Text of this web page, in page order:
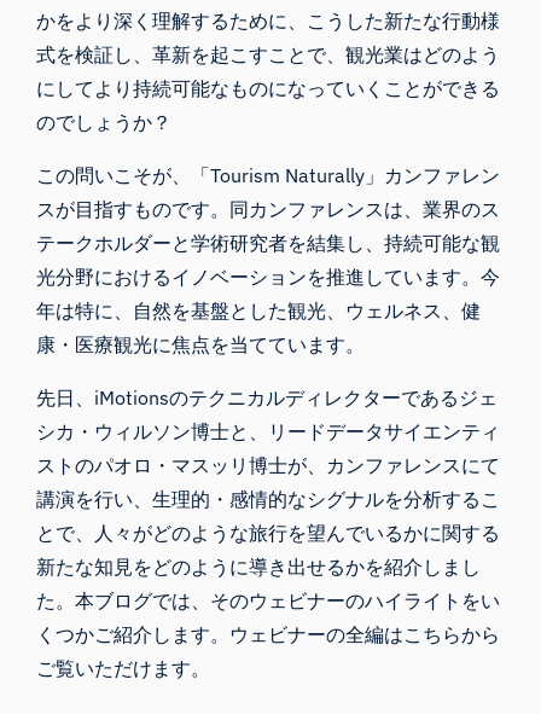
かをより深く理解するために、こうした新たな行動様
式を検証し、革新を起こすことで、観光業はどのよう
にしてより持続可能なものになっていくことができる
のでしょうか？
この問いこそが、「Tourism Naturally」カンファレン
スが目指すものです。同カンファレンスは、業界のス
テークホルダーと学術研究者を結集し、持続可能な観
光分野におけるイノベーションを推進しています。今
年は特に、自然を基盤とした観光、ウェルネス、健
康・医療観光に焦点を当てています。
先日、iMotionsのテクニカルディレクターであるジェ
シカ・ウィルソン博士と、リードデータサイエンティ
ストのパオロ・マスッリ博士が、カンファレンスにて
講演を行い、生理的・感情的なシグナルを分析するこ
とで、人々がどのような旅行を望んでいるかに関する
新たな知見をどのように導き出せるかを紹介しまし
た。本ブログでは、そのウェビナーのハイライトをい
くつかご紹介します。ウェビナーの全編はこちらから
ご覧いただけます。